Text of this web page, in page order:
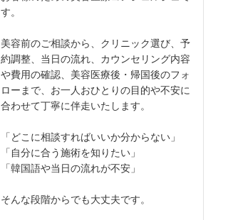
す。
美容前のご相談から、クリニック選び、予
約調整、当日の流れ、カウンセリング内容
や費用の確認、美容医療後・帰国後のフォ
ローまで、お一人おひとりの目的や不安に
合わせて丁寧に伴走いたします。
「どこに相談すればいいか分からない」
「自分に合う施術を知りたい」
「韓国語や当日の流れが不安」
そんな段階からでも大丈夫です。